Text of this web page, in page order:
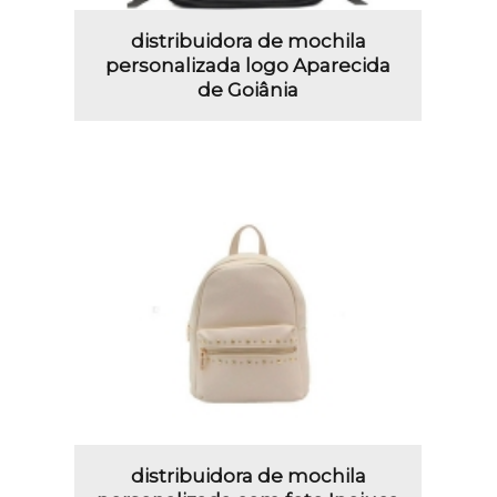
distribuidora de mochila
personalizada logo Aparecida
de Goiânia
distribuidora de mochila